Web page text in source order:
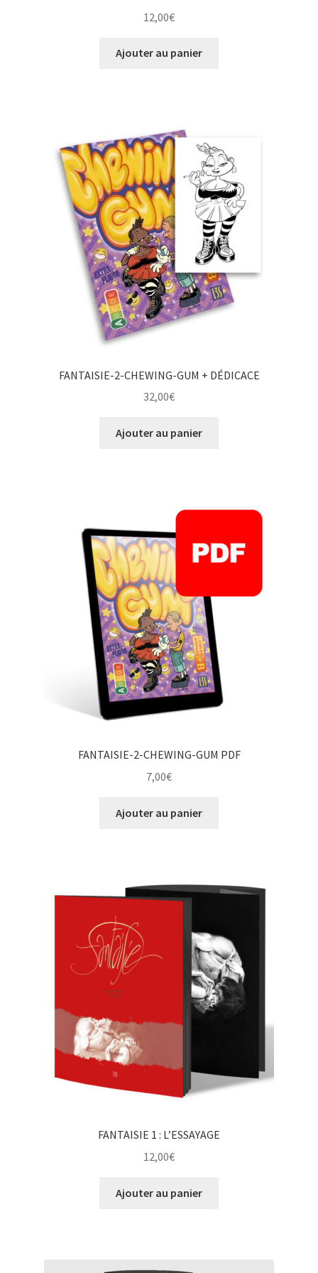
12,00€
Ajouter au panier
FANTAISIE-2-CHEWING-GUM + DÉDICACE
32,00€
Ajouter au panier
FANTAISIE-2-CHEWING-GUM PDF
7,00€
Ajouter au panier
FANTAISIE 1 : L’ESSAYAGE
12,00€
Ajouter au panier